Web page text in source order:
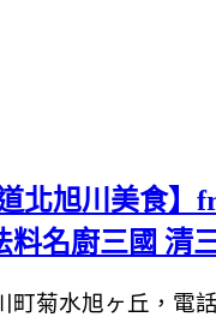
北旭川美食
料名廚三國 清
町菊水旭ヶ丘，電